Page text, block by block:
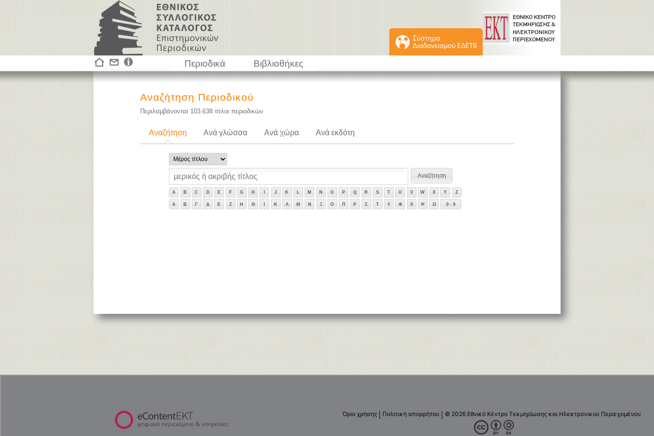
Περιοδικά Βιβλιοθήκες
Αναζήτηση Περιοδικού
Περιλαμβάνονται 103.638 τίτλοι περιοδικών
Αναζήτηση Ανά γλώσσα Ανά χώρα Ανά εκδότη
A B C D E F G H J K L M N O P Q R S T U V W X Y Z
Α Β Γ Δ Ε Ζ Η Θ Κ Λ Μ Ν Ξ Ο Π Ρ Σ Τ Υ Φ Χ Ψ Ω 0 - 9